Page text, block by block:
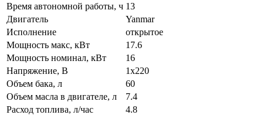
Время автономной работы, ч 13
Двигатель
Yanmar
Исполнение
открытое
Мощность макс, кВт
17.6
Мощность номинал, кВт
16
Напряжение, В
1x220
Объем бака, л
60
Объем масла в двигателе, л
7.4
Расход топлива, л/час
4.8